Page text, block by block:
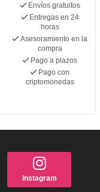
Envíos gratuitos
Entregas en 24
horas
Asesoramiento en la
compra
Pago a plazos
Pago con
criptomonedas
Instagram